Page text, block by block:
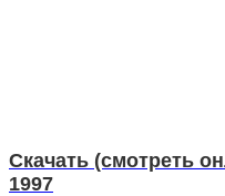
Скачать (смотреть
1997